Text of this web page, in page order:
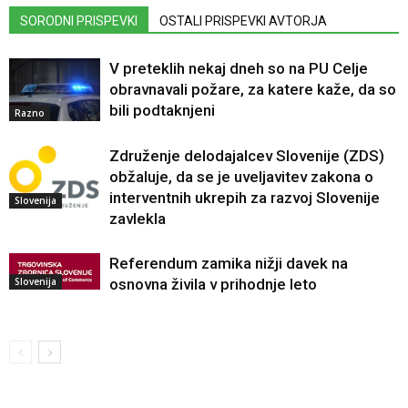
SORODNI PRISPEVKI OSTALI PRISPEVKI AVTORJA
Razno
V preteklih nekaj dneh so na PU Celje
obravnavali požare, za katere kaže, da so
bili podtaknjeni
Slovenija
Združenje delodajalcev Slovenije (ZDS)
obžaluje, da se je uveljavitev zakona o
interventnih ukrepih za razvoj Slovenije
zavlekla
Slovenija
Referendum zamika nižji davek na
osnovna živila v prihodnje leto